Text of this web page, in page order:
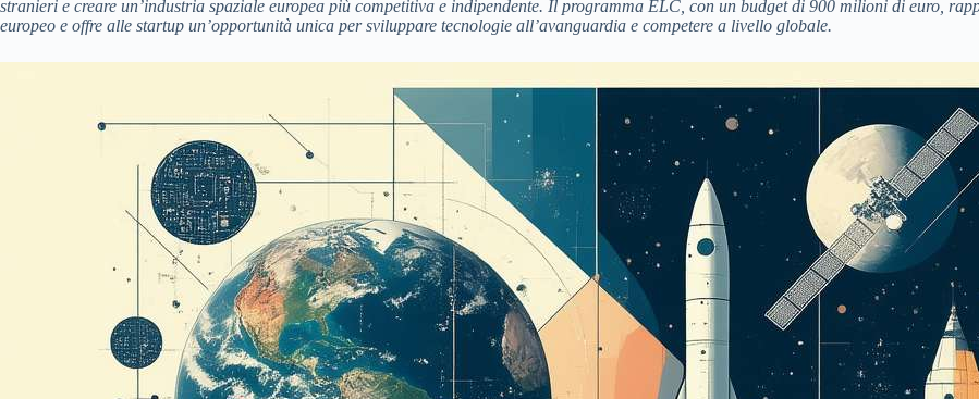
stranieri e creare un’industria spaziale europea più competitiva e indipendente. Il programma ELC, con un budget di 900 milioni di euro,
europeo e offre alle startup un’opportunità unica per sviluppare tecnologie all’avanguardia e competere a livello globale.